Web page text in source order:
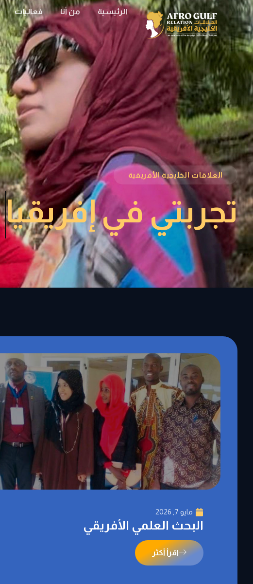
الرئيسية من أنا فعاليات
العلاقات الخليجية الأفريقية
تجربتي في إفريقيا
مايو 7, 2026
البحث العلمي الأفريقي
اقرأ أكثر